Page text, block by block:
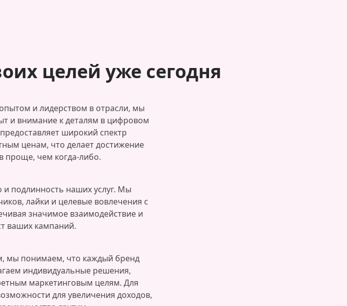
целей уже сегодня
и лидерством в отрасли, мы
и внимание к деталям в цифровом
широкий спектр
ценам, что делает достижение
проще, чем когда-либо.
подлинность наших услуг. Мы
лайки и целевые вовлечения с
значимое взаимодействие и
ваших кампаний.
мы понимаем, что каждый бренд
индивидуальные решения,
маркетинговым целям. Для
для увеличения доходов,